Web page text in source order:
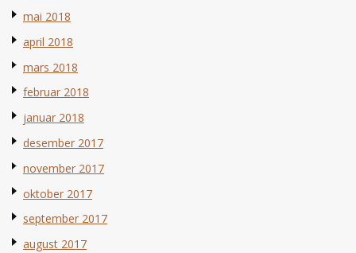
mai 2018
april 2018
mars 2018
februar 2018
januar 2018
desember 2017
november 2017
oktober 2017
september 2017
august 2017